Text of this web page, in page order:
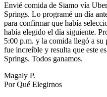
Envié comida de Siamo vía
Springs. Lo programé un día
para confirmar que había
había elegido el día siguiente.
5:00 p.m. y la comida llegó a
fue increíble y resulta que este
Springs. Todos ganamos.
Magaly P.
Por Qué Elegirnos